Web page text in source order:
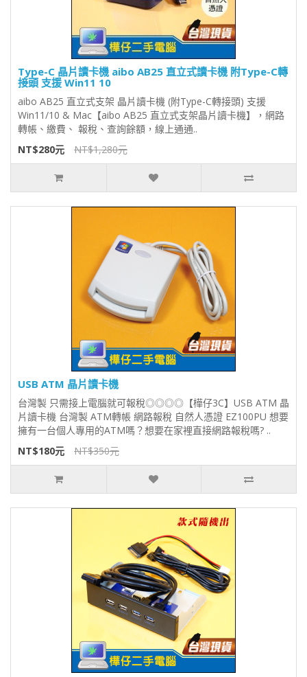
Type-C 晶片讀卡機 aibo AB25 直立式讀卡機 附Type-C轉
接頭 支援 Win11 10
aibo AB25 直立式支架 晶片讀卡機 (附Type-C轉接頭) 支援
Win11/10 & Mac【aibo AB25 直立式支架晶片讀卡機】，網路
轉帳、繳費、 報稅、查詢餘額，線上通通..
NT$280元
NT$1,280元
USB ATM 晶片讀卡機
台灣製 只需接上電腦就可報稅◎◎◎◎【樺仔3C】USB ATM 晶
片讀卡機 台灣製 ATM轉帳 網路報稅 自然人憑證 EZ100PU 想要
擁有一台個人專用的ATM嗎？想要在家裡直接網路報稅嗎? ..
NT$180元
NT$350元